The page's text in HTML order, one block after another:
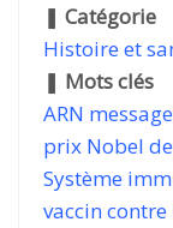
❚ Catégorie
Histoire et
❚ Mots clés
ARN
prix Nobel
Système
vaccin